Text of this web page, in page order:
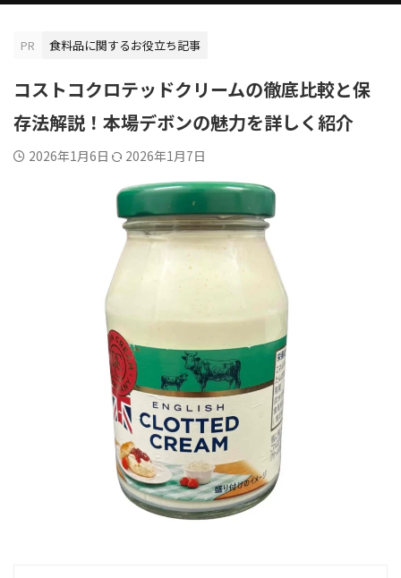
PR 食料品に関するお役立ち記事
コストコクロテッドクリームの徹底比較と保
存法解説！本場デボンの魅力を詳しく紹介
2026年1月6日 2026年1月7日